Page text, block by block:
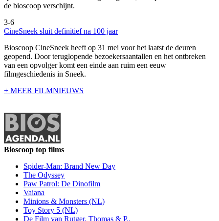
de bioscoop verschijnt.
3-6
CineSneek sluit definitief na 100 jaar
Bioscoop CineSneek heeft op 31 mei voor het laatst de deuren
geopend. Door teruglopende bezoekersaantallen en het ontbreken
van een opvolger komt een einde aan ruim een eeuw
filmgeschiedenis in Sneek.
+ MEER FILMNIEUWS
Bioscoop top films
Spider-Man: Brand New Day
The Odyssey
Paw Patrol: De Dinofilm
Vaiana
Minions & Monsters (NL)
Toy Story 5 (NL)
De Film van Rutger, Thomas & P..